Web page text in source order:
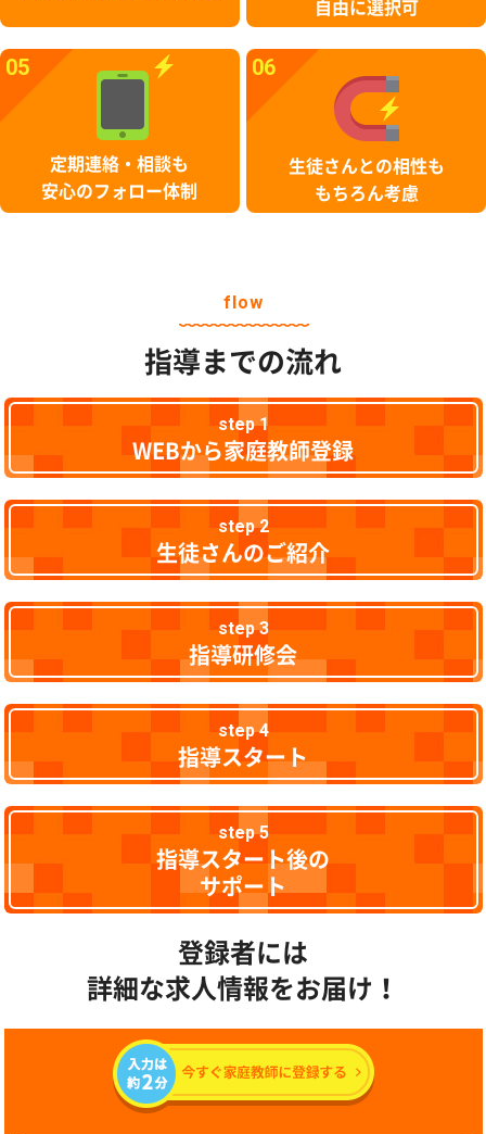
自由に選択可
05
定期連絡・相談も
安心のフォロー体制
06
生徒さんとの相性も
もちろん考慮
flow
指導までの流れ
step 1
WEBから家庭教師登録
step 2
生徒さんのご紹介
step 3
指導研修会
step 4
指導スタート
step 5
指導スタート後の
サポート
登録者には
詳細な求人情報をお届け！